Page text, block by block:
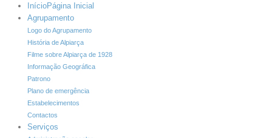
InícioPágina Inicial
Agrupamento
Logo do Agrupamento
História de Alpiarça
Filme sobre Alpiarça de 1928
Informação Geográfica
Patrono
Plano de emergência
Estabelecimentos
Contactos
Serviços